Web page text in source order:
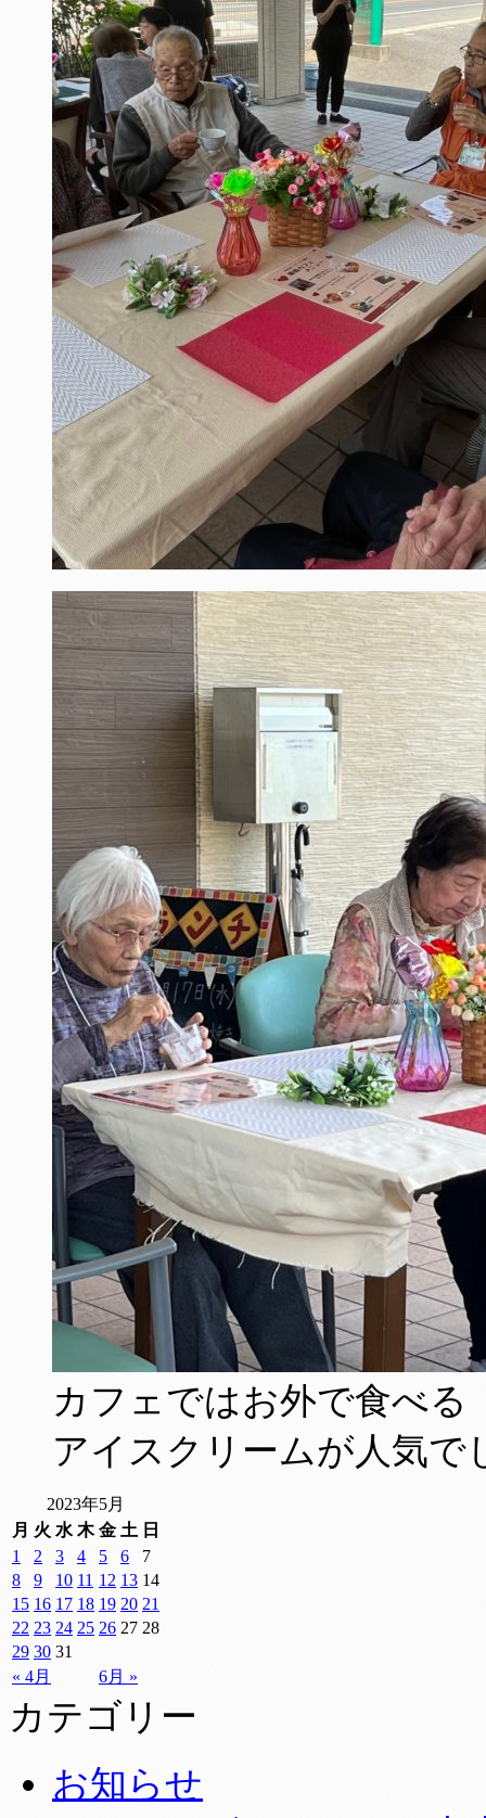
カフェではお外で食べる
アイスクリームが人気で
2023年5月
月 火 水 木 金 土 日
« 4月 6月 »
1 2 3 4 5 6
7
8
9 10 11 12 13 14
15 16 17 18 19 20 21
22 23 24 25 26 27 28
29 30 31
カテゴリー
お知らせ